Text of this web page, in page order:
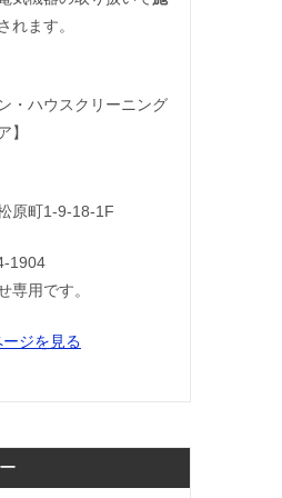
されます。
・ハウスクリーニング
】
原町1-9‐18‐1F
1904
専用です。
ジを見る